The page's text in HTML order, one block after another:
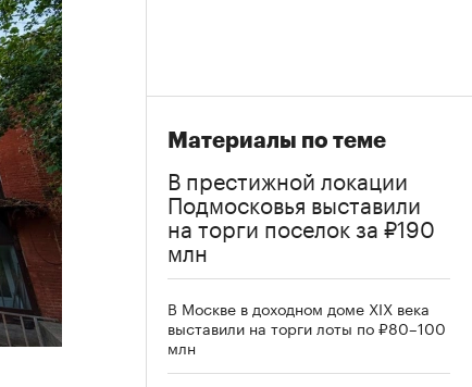
Материалы по теме
В престижной локации
Подмосковья выставили
на торги поселок за ₽190
млн
В Москве в доходном доме XIX века
выставили на торги лоты по ₽80–100
млн